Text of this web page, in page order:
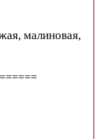
малиновая,